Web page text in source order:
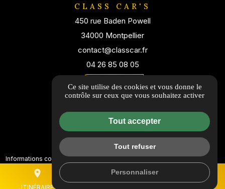
place
ITINÉRAIRE
mail
CLASS CAR'S
450 rue Baden Powell
34000 Montpellier
contact@classcar.fr
04 26 85 08 05
Itinéraire
Informations complémentaires
Politique de confidentialité
Ce site utilise des cookies et vous donne le
contrôle sur ceux que vous souhaitez activer
Tout accepter
Tout refuser
Personnaliser